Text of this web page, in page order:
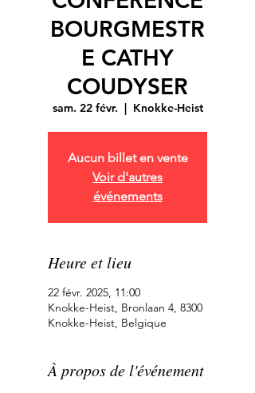
BOURGMESTR
E CATHY
COUDYSER
sam. 22 févr.
  |
Knokke-Heist
Aucun billet en vente
Voir d'autres
événements
Heure et lieu
22 févr. 2025, 11:00
Knokke-Heist, Bronlaan 4, 8300
Knokke-Heist, Belgique
À propos de l'événement